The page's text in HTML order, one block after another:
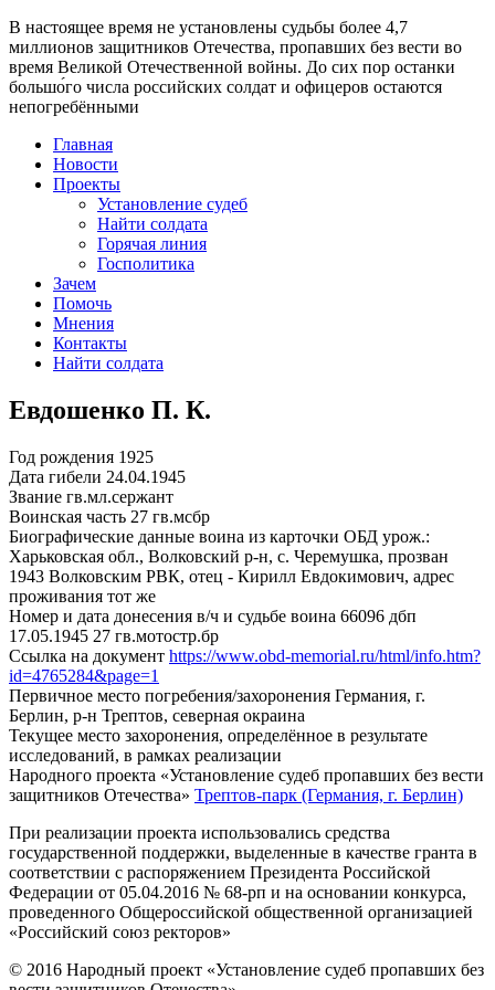
В настоящее время не установлены судьбы более 4,7
миллионов защитников Отечества, пропавших без вести во
время Великой Отечественной войны. До сих пор останки
большо́го числа российских солдат и офицеров остаются
непогребёнными
Главная
Новости
Проекты
Установление судеб
Найти солдата
Горячая линия
Госполитика
Зачем
Помочь
Мнения
Контакты
Найти солдата
Евдошенко П. К.
Год рождения 1925
Дата гибели 24.04.1945
Звание гв.мл.сержант
Воинская часть 27 гв.мсбр
Биографические данные воина из карточки ОБД урож.:
Харьковская обл., Волковский р-н, с. Черемушка, прозван
1943 Волковским РВК, отец - Кирилл Евдокимович, адрес
проживания тот же
Номер и дата донесения в/ч и судьбе воина 66096 дбп
17.05.1945 27 гв.мотостр.бр
Ссылка на документ https://www.obd-memorial.ru/html/info.htm?
id=4765284&page=1
Первичное место погребения/захоронения Германия, г.
Берлин, р-н Трептов, северная окраина
Текущее место захоронения, определённое в результате
исследований, в рамках реализации
Народного проекта «Установление судеб пропавших без вести
защитников Отечества» Трептов-парк (Германия, г. Берлин)
При реализации проекта использовались средства
государственной поддержки, выделенные в качестве гранта в
соответствии с распоряжением Президента Российской
Федерации от 05.04.2016 № 68-рп и на основании конкурса,
проведенного Общероссийской общественной организацией
«Российский союз ректоров»
© 2016 Народный проект «Установление судеб пропавших без